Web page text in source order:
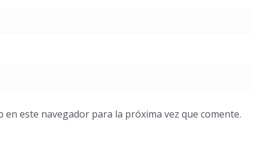
este navegador para la próxima vez que comente.